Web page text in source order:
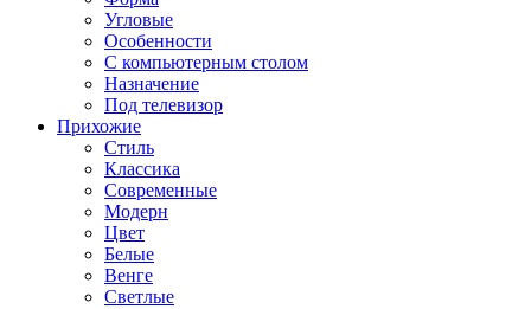
Угловые
Особенности
С компьютерным столом
Назначение
Под телевизор
Прихожие
Стиль
Классика
Современные
Модерн
Цвет
Белые
Венге
Светлые